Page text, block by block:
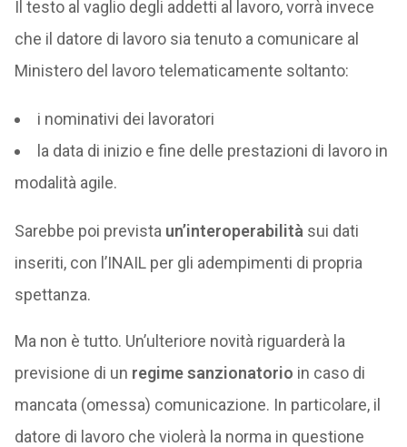
Il testo al vaglio degli addetti al lavoro, vorrà invece
che il datore di lavoro sia tenuto a comunicare al
Ministero del lavoro telematicamente soltanto:
i nominativi dei lavoratori
la data di inizio e fine delle prestazioni di lavoro in
modalità agile.
Sarebbe poi prevista un’interoperabilità sui dati
inseriti, con l’INAIL per gli adempimenti di propria
spettanza.
Ma non è tutto. Un’ulteriore novità riguarderà la
previsione di un regime sanzionatorio in caso di
mancata (omessa) comunicazione. In particolare, il
datore di lavoro che violerà la norma in questione